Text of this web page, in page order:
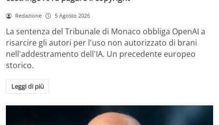
Redazione 5 Agosto 2026
La sentenza del Tribunale di Monaco obbliga OpenAI a
risarcire gli autori per l'uso non autorizzato di brani
nell'addestramento dell'IA. Un precedente europeo
storico.
Leggi di più